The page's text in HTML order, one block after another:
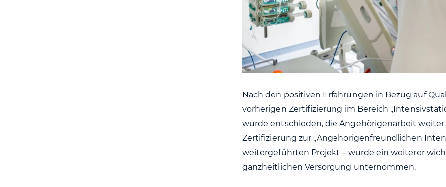
Nach den positiven Erfahrungen in Bezug auf
vorherigen Zertifizierung im Bereich
wurde entschieden, die Angehörigenarbeit weiter
Zertifizierung zur „Angehörigenfreundlichen
weitergeführten Projekt – wurde ein weiterer
ganzheitlichen Versorgung unternommen.